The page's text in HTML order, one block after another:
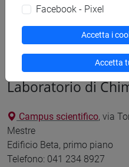
Laboratorio di
Campus scientifico, via
Mestre
Edificio Beta, primo piano
Telefono: 041 234 8927
Facebook - Pixel
Accetta i
Accetta